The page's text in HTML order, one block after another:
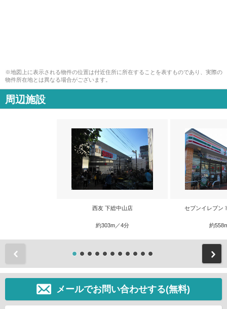
※地図上に表示される物件の位置は付近住所に所在することを表すものであり、実際の
物件所在地とは異なる場合がございます。
周辺施設
西友 下総中山店
約303m／4分
セブンイレブン
約
メールでお問い合わせする(無料)